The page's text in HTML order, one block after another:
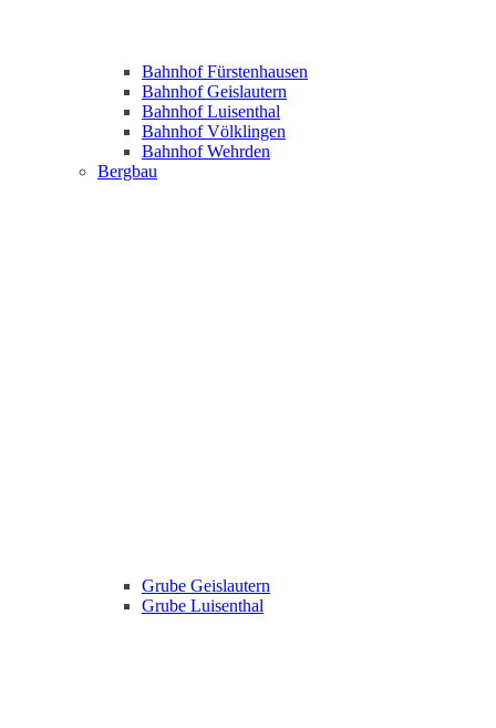
Bahnhof Fürstenhausen
Bahnhof Geislautern
Bahnhof Luisenthal
Bahnhof Völklingen
Bahnhof Wehrden
Bergbau
Grube Geislautern
Grube Luisenthal